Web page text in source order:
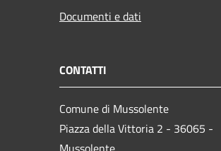
Documenti e dati
CONTATTI
Comune di Mussolente
Piazza della Vittoria 2 - 36065 -